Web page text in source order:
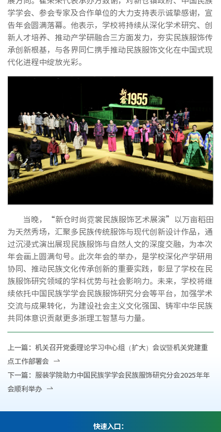
学学会、参会专家及合作单位的大力支持表示诚挚感谢，宣
告年会圆满落幕。他表示，学校将持续从深化学术研究、创
新人才培养、推动产学研融合三方面发力，夯实民族服饰传
承创新根基，与各界同仁携手推动民族服饰文化在中国式现
代化进程中绽放光彩。
当晚，“新仓时尚霓裳民族服饰艺术展演”以万亩稻田
为天然秀场，汇聚多民族传统服饰与现代创新设计作品，通
过沉浸式演出展现民族服饰与自然人文的深度交融，为本次
年会画上圆满句号。此次年会的举办，是学校深化产学研用
协同、推动民族文化传承创新的重要实践，彰显了学校在民
族服饰研究领域的学科优势与社会影响力。未来，学校将继
续依托中国民族学学会民族服饰研究分会等平台，加强学术
交流与成果转化，为建设社会主义文化强国、铸牢中华民族
共同体意识贡献更多浙理工智慧与力量。
上一篇： 机关召开党委理论学习中心组（扩大）会议暨机关党建重
点工作部署会
下一篇： 服装学院助力中国民族学学会民族服饰研究分会2025年年
会顺利举办
快速入口：